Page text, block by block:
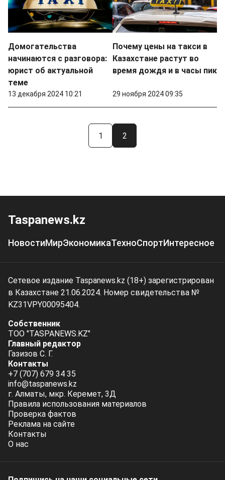
Домогательства
начинаются с разговора:
юрист об актуальной
теме
13 декабря 2024 10:21
Почему цены на такси в
Казахстане растут во
время дождя и в часы пик
29 ноября 2024 09:35
1 2
Taspanews.kz
НовостиМирЭкономикаТехноСпортИнтересное
Сетевое издание Taspanews.kz (18+) зарегистрирован
в Казахстане 21.06.2024. Номер свидетельства №
KZ31VPY00095404.
Собственник
ТОО "TASPANEWS.KZ"
Главный редактор
Газизов С. Г.
Контакты
+7 (707) 679 34 35
info@taspanews.kz
г. Алматы, мкр. Керемет, 3Д
Правила использования материалов
Проверка фактов
Реклама на сайте
Контакты
О нас